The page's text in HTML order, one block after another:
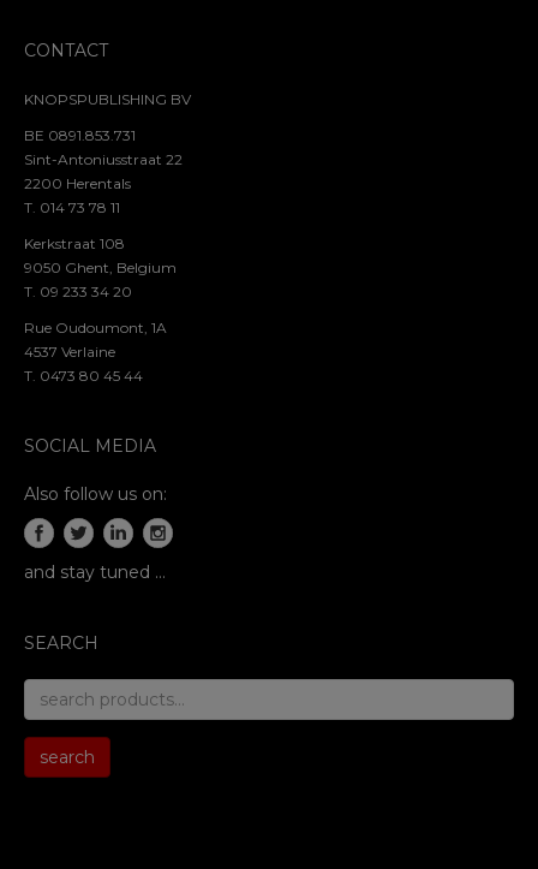
CONTACT
KNOPSPUBLISHING BV
BE 0891.853.731
Sint-Antoniusstraat 22
2200 Herentals
T. 014 73 78 11
Kerkstraat 108
9050 Ghent, Belgium
T. 09 233 34 20
Rue Oudoumont, 1A
4537 Verlaine
T. 0473 80 45 44
SOCIAL MEDIA
Also follow us on:
and stay tuned …
SEARCH
search
for:
search